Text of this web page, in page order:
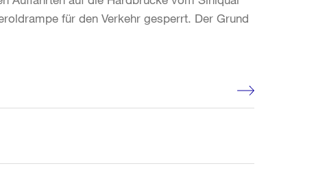
für den Verkehr gesperrt. Der Grund